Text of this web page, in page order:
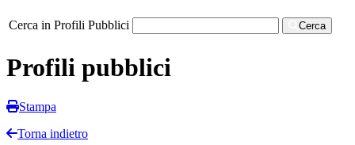
Cerca in Profili Pubblici Cerca
Profili pubblici
Stampa
Torna indietro